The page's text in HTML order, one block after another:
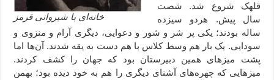
خانه‌ای با شیروانی قرمز
قلهک شروع شد. شصت
سال پیش. هردو سیزده
ساله بودند؛ یکی پر شر و شور و دعوایی، دیگری آرام و منزوی و
سودایی. یک بار هم وسط کلاس با هم دست به یقه شدند. آن‌ها اما
پشت میزهای همین دبیرستان بود که جهان را کشف کردند.
میزهایی که چهره‌های آشنای دیگری را هم به خود دیده بود؛ بهمن